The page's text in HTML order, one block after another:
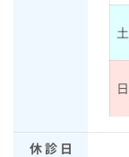
土
日
休 診 日